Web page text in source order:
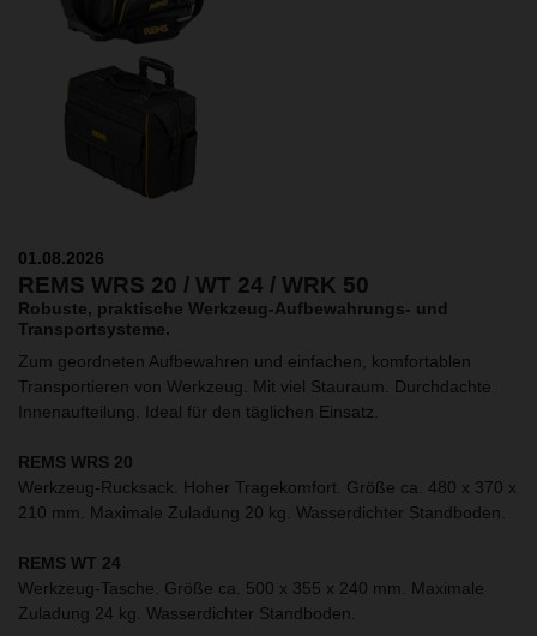
01.08.2026
REMS WRS 20 / WT 24 / WRK 50
Robuste, praktische Werkzeug-Aufbewahrungs- und
Transportsysteme.
Zum geordneten Aufbewahren und einfachen, komfortablen
Transportieren von Werkzeug. Mit viel Stauraum. Durchdachte
Innenaufteilung. Ideal für den täglichen Einsatz.
REMS WRS 20
Werkzeug-Rucksack. Hoher Tragekomfort. Größe ca. 480 x 370 x
210 mm. Maximale Zuladung 20 kg. Wasserdichter Standboden.
REMS WT 24
Werkzeug-Tasche. Größe ca. 500 x 355 x 240 mm. Maximale
Zuladung 24 kg. Wasserdichter Standboden.